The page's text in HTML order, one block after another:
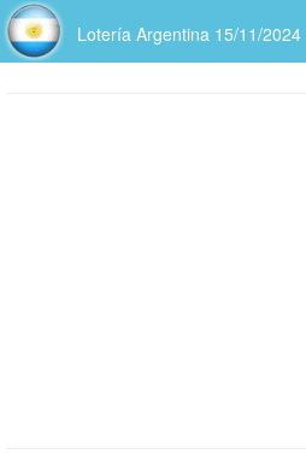
Lotería Argentina 15/11/2024